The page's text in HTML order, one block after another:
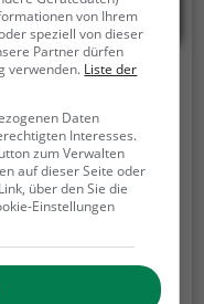
ha großer See in
im Winter ist der
wert. Ob für
oder einfach um
Gardiscio
für
von Ihrem
speziell von dieser
Partner dürfen
verwenden. Liste der
Daten
Interesses.
zum Verwalten
auf dieser Seite oder
über den Sie die
Einstellungen